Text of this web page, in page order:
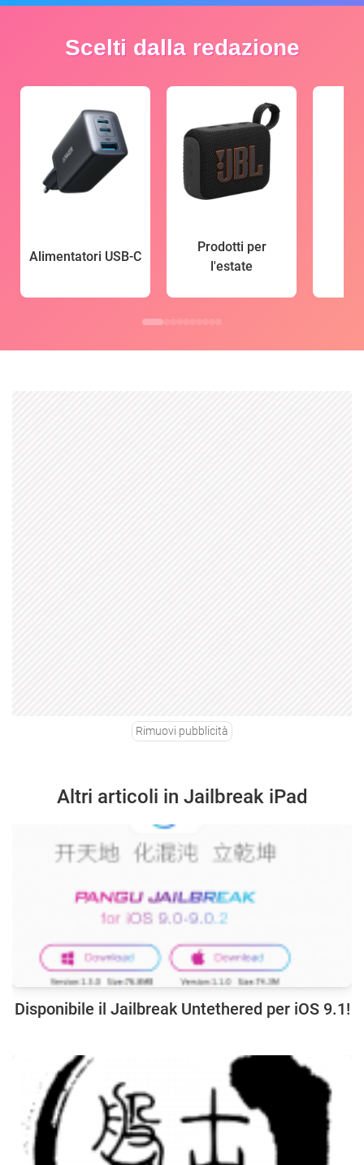
Scelti dalla redazione
Alimentatori USB-C
Prodotti per
l'estate
Rimuovi pubblicità
Altri articoli in Jailbreak iPad
Disponibile il Jailbreak Untethered per iOS 9.1!